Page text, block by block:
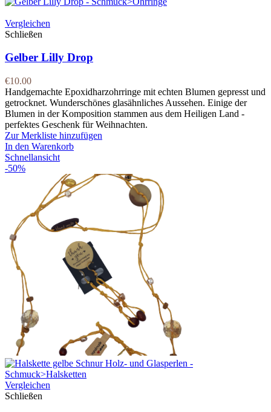
Vergleichen
Schließen
Gelber Lilly Drop
€10.00
Handgemachte Epoxidharzohrringe mit echten Blumen gepresst und
getrocknet. Wunderschönes glasähnliches Aussehen. Einige der
Blumen in der Komposition stammen aus dem Heiligen Land -
perfektes Geschenk für Weihnachten.
Zur Merkliste hinzufügen
In den Warenkorb
Schnellansicht
-50%
Vergleichen
Schließen